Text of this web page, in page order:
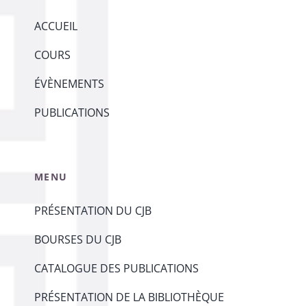
ACCUEIL
COURS
ÉVÈNEMENTS
PUBLICATIONS
MENU
PRÉSENTATION DU CJB
BOURSES DU CJB
CATALOGUE DES PUBLICATIONS
PRÉSENTATION DE LA BIBLIOTHÈQUE